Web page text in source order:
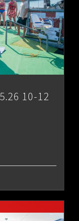
10-12